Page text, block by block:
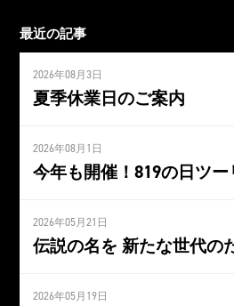
最近の記事
2026年08月3日
夏季休業日のご案内
2026年08月1日
今年も開催！819の日ツー
2026年05月21日
伝説の名を 新たな世代の
2026年05月19日